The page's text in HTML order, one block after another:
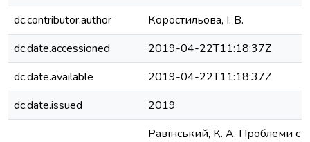
dc.contributor.author
Коростильова, І. В.
dc.date.accessioned
2019-04-22T11:18:37Z
dc.date.available
2019-04-22T11:18:37Z
dc.date.issued
2019
Равінський, К. А. Проблеми